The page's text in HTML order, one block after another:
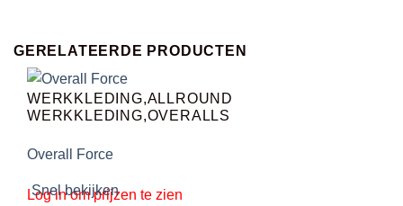
GERELATEERDE PRODUCTEN
Snel bekijken
WERKKLEDING,ALLROUND
WERKKLEDING,OVERALLS
Overall Force
Log in om prijzen te zien